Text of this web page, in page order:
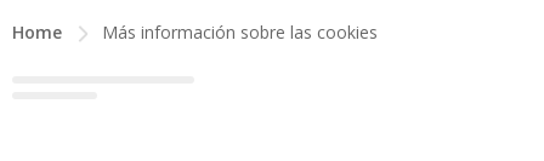
Home Más información sobre las cookies